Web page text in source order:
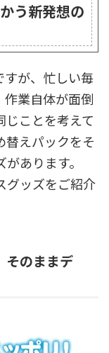
う新発想の
すが、忙しい毎
作業自体が面倒
じことを考えて
替えパックをそ
あります。
グッズをご紹介
そのままデ